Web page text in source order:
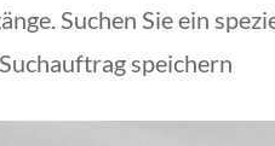
Suchen Sie ein
speichern